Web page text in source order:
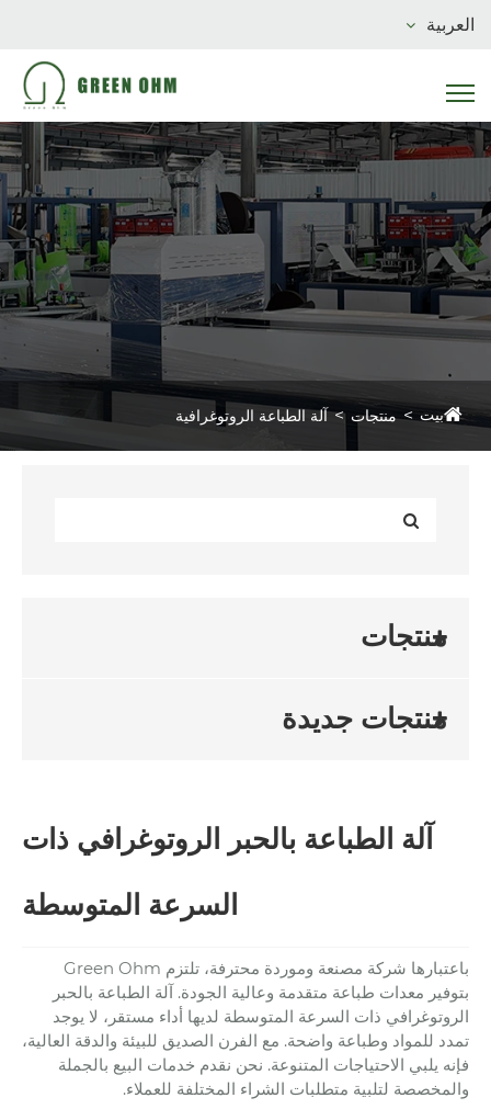
العربية
بيت منتجات آلة الطباعة الروتوغرافية
منتجات
منتجات جديدة
آلة الطباعة بالحبر الروتوغرافي ذات
السرعة المتوسطة
باعتبارها شركة مصنعة وموردة محترفة، تلتزم Green Ohm
بتوفير معدات طباعة متقدمة وعالية الجودة. آلة الطباعة بالحبر
الروتوغرافي ذات السرعة المتوسطة لديها أداء مستقر، لا يوجد
تمدد للمواد وطباعة واضحة. مع الفرن الصديق للبيئة والدقة العالية،
فإنه يلبي الاحتياجات المتنوعة. نحن نقدم خدمات البيع بالجملة
والمخصصة لتلبية متطلبات الشراء المختلفة للعملاء.